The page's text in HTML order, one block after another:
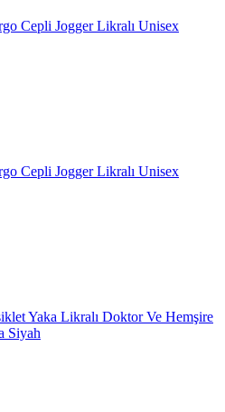
Cepli Jogger Likralı Unisex
Cepli Jogger Likralı Unisex
Yaka Likralı Doktor Ve Hemşire
Siyah